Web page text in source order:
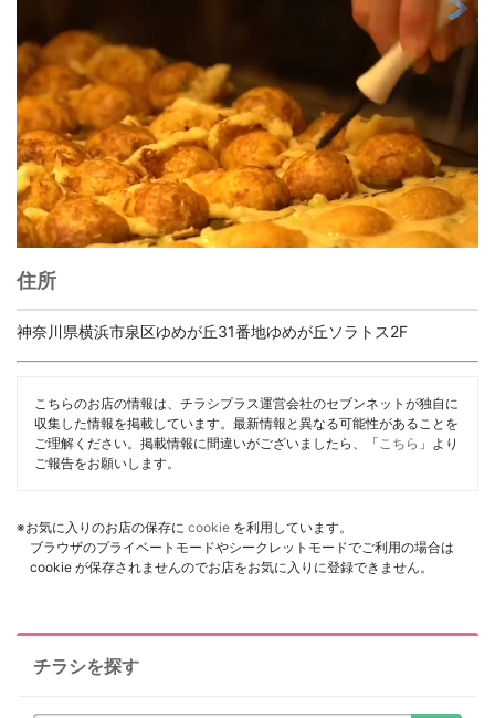
住所
神奈川県横浜市泉区ゆめが丘31番地ゆめが丘ソラトス2F
こちらのお店の情報は、チラシプラス運営会社のセブンネットが独自に
収集した情報を掲載しています。最新情報と異なる可能性があることを
ご理解ください。掲載情報に間違いがございましたら、「 こちら 」より
ご報告をお願いします。
※お気に入りのお店の保存に cookie を利用しています。
ブラウザのプライベートモードやシークレットモードでご利用の場合は
cookie が保存されませんのでお店をお気に入りに登録できません。
チラシを探す